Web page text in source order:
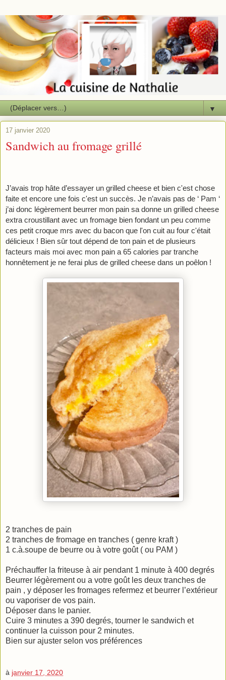
▼
17 janvier 2020
Sandwich au fromage grillé
J’avais trop hâte d’essayer un grilled cheese et bien c'est chose
faite et encore une fois c'est un succès. Je n’avais pas de ‘ Pam ‘
j’ai donc légèrement beurrer mon pain sa donne un grilled cheese
extra croustillant avec un fromage bien fondant un peu comme
ces petit croque mrs avec du bacon que l'on cuit au four c'était
délicieux ! Bien sûr tout dépend de ton pain et de plusieurs
facteurs mais moi avec mon pain a 65 calories par tranche
honnêtement je ne ferai plus de grilled cheese dans un poêlon !
2 tranches de pain
2 tranches de fromage en tranches ( genre kraft )
1 c.à.soupe de beurre ou à votre goût ( ou PAM )
Préchauffer la friteuse à air pendant 1 minute à 400 degrés
Beurrer légèrement ou a votre goût les deux tranches de
pain , y déposer les fromages refermez et beurrer l’extérieur
ou vaporiser de vos pain.
Déposer dans le panier.
Cuire 3 minutes a 390 degrés, tourner le sandwich et
continuer la cuisson pour 2 minutes.
Bien sur ajuster selon vos préférences
à janvier 17, 2020